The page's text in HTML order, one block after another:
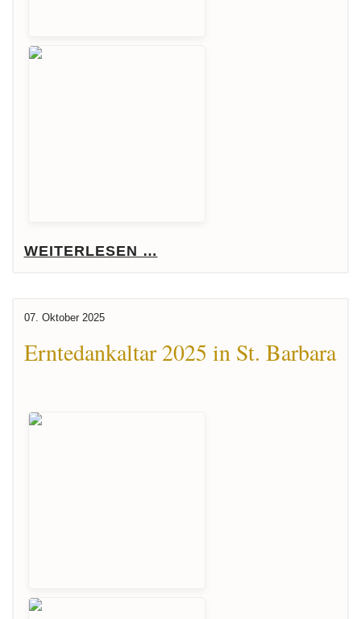
WEITERLESEN …
07. Oktober 2025
Erntedankaltar 2025 in St. Barbara